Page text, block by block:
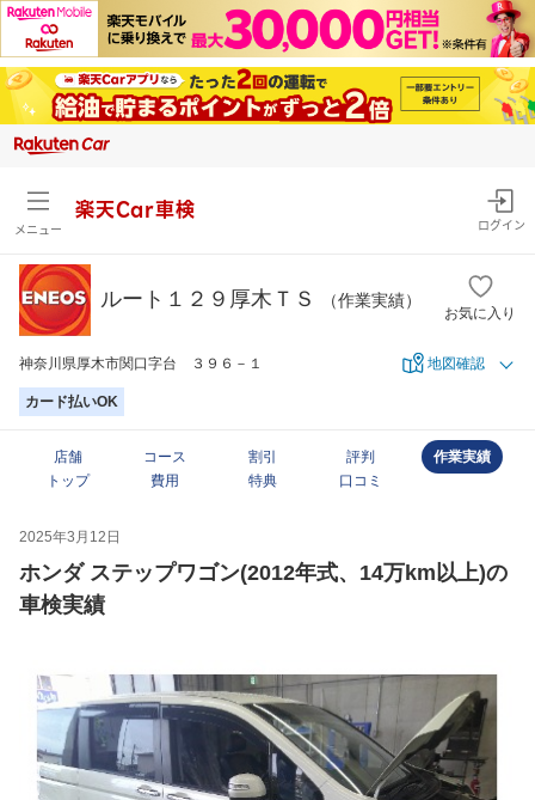
メニュー
楽天Car車検
ログイン
ルート１２９厚木ＴＳ （作業実績）
お気に入り
神奈川県厚木市関口字台 ３９６－１ 地図確認
カード払いOK
店舗
トップ
コース
費用
割引
特典
評判
口コミ
作業実績
2025年3月12日
ホンダ ステップワゴン(2012年式、14万km以上)の
車検実績